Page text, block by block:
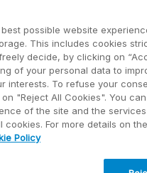
possible website
This includes cookies
decide, by clicking on
of your personal data to
interests. To refuse your
"Reject All Cookies". You
of the site and the
For more details on
Policy